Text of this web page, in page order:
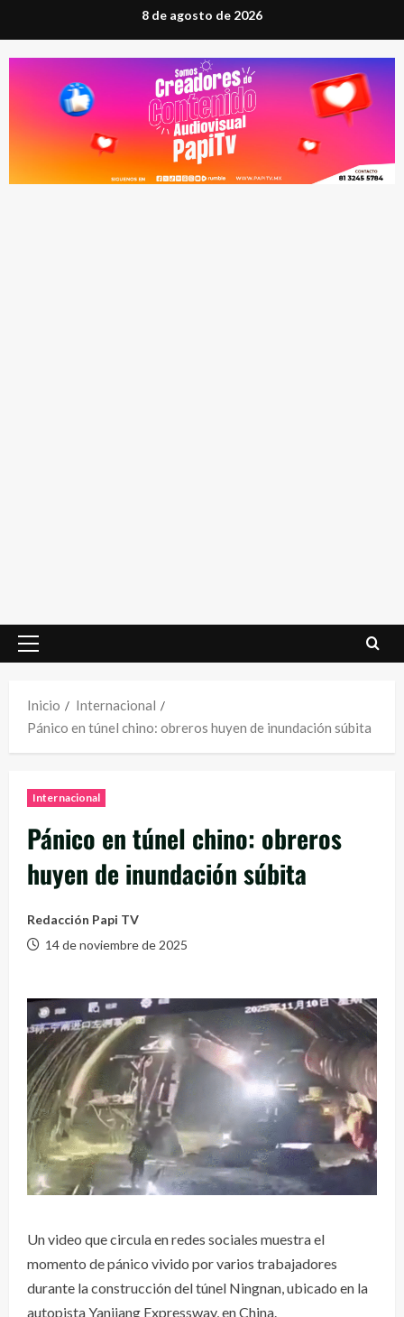
al
contenido
8 de agosto de 2026
Menú
Inicio
Internacional
Pánico en túnel chino: obreros huyen de inundación súbita
Internacional
Pánico en túnel chino: obreros
huyen de inundación súbita
Redacción Papi TV
14 de noviembre de 2025
Un video que circula en redes sociales muestra el
momento de pánico vivido por varios trabajadores
durante la construcción del túnel Ningnan, ubicado en la
autopista Yanjiang Expressway, en China.